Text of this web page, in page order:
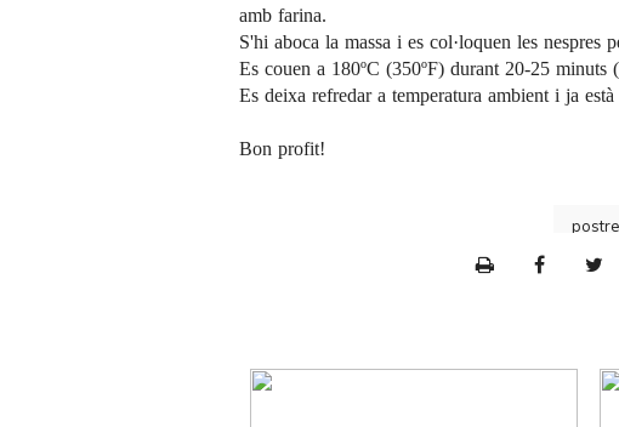
amb farina.
S'hi aboca la massa i es col·loquen les nespres
Es couen a 180ºC (350ºF) durant 20-25 minuts
Es deixa refredar a temperatura ambient i ja
Bon profit!
n